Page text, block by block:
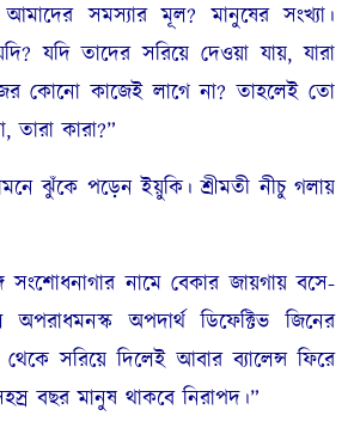
সমস্যার মূল? মানুষের সংখ্যা।
যদি তাদের সরিয়ে দেওয়া যায়, যারা
কোনো কাজেই লাগে না? তাহলেই তো
কারা?”
ঝুঁকে পড়েন ইয়ুকি। শ্রীমতী নীচু গলায়
সংশোধনাগার নামে বেকার জায়গায় বসে-
অপরাধমনস্ক অপদার্থ ডিফেক্টিভ জিনের
সরিয়ে দিলেই আবার ব্যালেন্স ফিরে
বছর মানুষ থাকবে নিরাপদ।”